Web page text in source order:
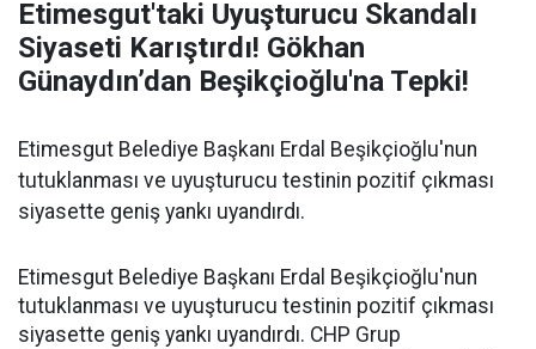
Etimesgut'taki Uyuşturucu Skandalı
Siyaseti Karıştırdı! Gökhan
Günaydın’dan Beşikçioğlu'na Tepki!
Etimesgut Belediye Başkanı Erdal Beşikçioğlu'nun
tutuklanması ve uyuşturucu testinin pozitif çıkması
siyasette geniş yankı uyandırdı.
Etimesgut Belediye Başkanı Erdal Beşikçioğlu'nun
tutuklanması ve uyuşturucu testinin pozitif çıkması
siyasette geniş yankı uyandırdı. CHP Grup